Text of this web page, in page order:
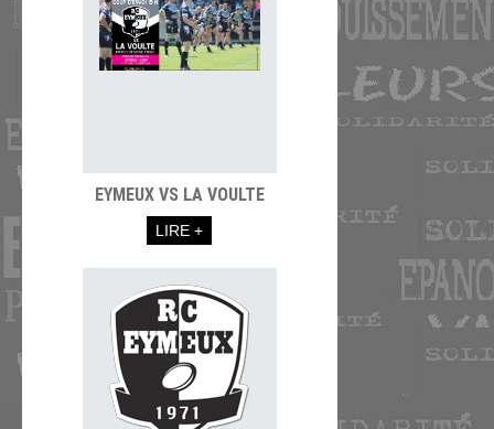
EYMEUX VS LA VOULTE
LIRE +